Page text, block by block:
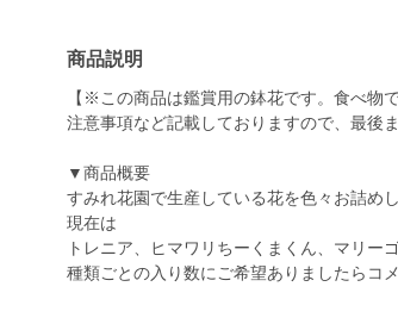
商品説明
【※この商品は鑑賞用の鉢花です。食べ物
注意事項など記載しておりますので、最後
▼商品概要
すみれ花園で生産している花を色々お詰め
現在は
トレニア、ヒマワリちーくまくん、マリー
種類ごとの入り数にご希望ありましたらコ